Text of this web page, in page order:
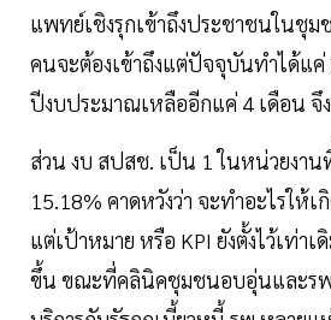
แพทย์เชิงรุกเข้าถึงประชาชนในชุม
คนจะต้องเข้าถึงแต่ปัจจุบันทำได้แ
ปีงบประมาณเหลืออีกแค่ 4 เดือน จึ
ส่วน งบ สปสช. เป็น 1 ในหน่วยงา
15.18% คาดหวังว่า จะทำอะไรให้
แต่เป้าหมาย หรือ KPI ยังตั้งไว้เท่าเ
ขึ้น ขณะที่คลินิคชุมชนอบอุ่นและรพ